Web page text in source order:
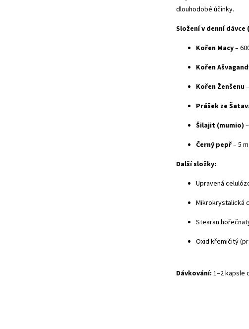
dlouhodobé účinky.
Složení v denní dávce
Kořen Macy–
Kořen
Kořen Ženšenu
Prášek ze
Šilajit (mumio)
Černý pepř– 5
Další složky:
Upravená
Mikrokrystalická
Stearan
Oxid křemičitý
Dávkování: 1–2 kapsle